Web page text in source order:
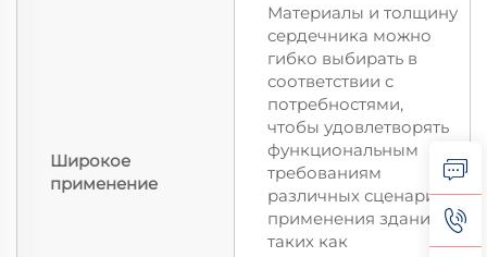
Широкое
применение
Материалы и толщину
сердечника можно
гибко выбирать в
соответствии с
потребностями,
чтобы удовлетворять
функциональным
требованиям
различных сценариев
применения зданий,
таких как